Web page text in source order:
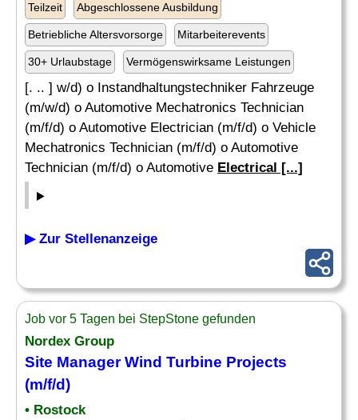
Teilzeit Abgeschlossene Ausbildung
Betriebliche Altersvorsorge Mitarbeiterevents
30+ Urlaubstage Vermögenswirksame Leistungen
[. .. ] w/d) o Instandhaltungstechniker Fahrzeuge
(m/w/d) o Automotive Mechatronics Technician
(m/f/d) o Automotive Electrician (m/f/d) o Vehicle
Mechatronics Technician (m/f/d) o Automotive
Technician (m/f/d) o Automotive Electrical [...]
▶ Zur Stellenanzeige
Job vor 5 Tagen bei StepStone gefunden
Nordex Group
Site Manager Wind Turbine Projects
(m/f/d)
• Rostock